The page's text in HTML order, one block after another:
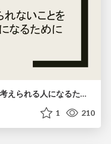
AIには考えられないことを考えられる人になるために
1 210